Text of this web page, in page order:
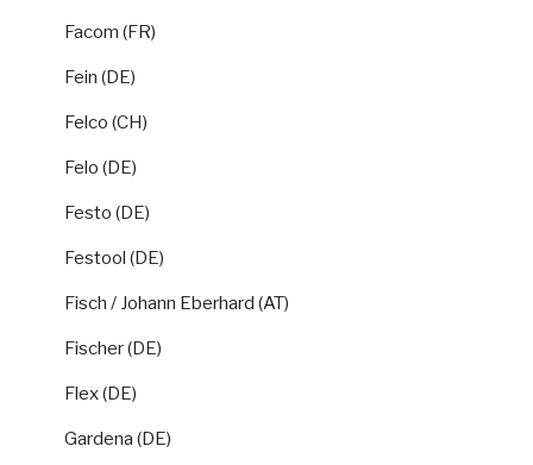
Facom (FR)
Fein (DE)
Felco (CH)
Felo (DE)
Festo (DE)
Festool (DE)
Fisch / Johann Eberhard (AT)
Fischer (DE)
Flex (DE)
Gardena (DE)